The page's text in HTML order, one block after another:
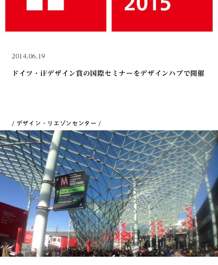
2014.06.19
ドイツ・iFデザイン賞の国際セミナーをデザインハブで開催
デザイン・リエゾンセンター